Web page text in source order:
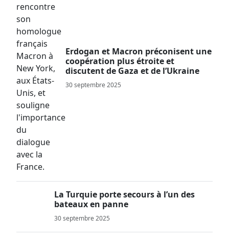
Erdogan et Macron préconisent une
coopération plus étroite et
discutent de Gaza et de l’Ukraine
30 septembre 2025
La Turquie porte secours à l’un des
bateaux en panne
30 septembre 2025